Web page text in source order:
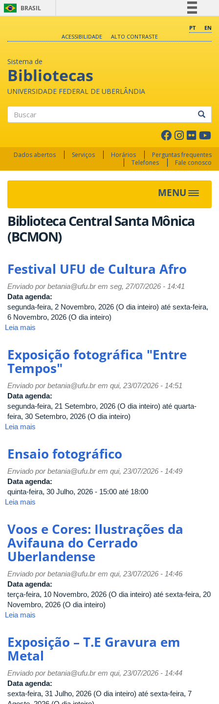
BRASIL
Comunica BR
PT
EN
ACESSIBILIDADE
ALTO CONTRASTE
Sistema de
Bibliotecas
UNIVERSIDADE FEDERAL DE UBERLÂNDIA
Dados abertos Serviços Horários
Perguntas frequentes
Telefones
Fale conosco
MENU Toggle
Biblioteca Central Santa Mônica
(BCMON)
Festival UFU de Cultura Afro
Enviado porbetania@ufu.brem seg, 27/07/2026 - 14:41
Data agenda:
segunda-feira, 2 Novembro, 2026 (O dia inteiro) até sexta-feira,
6 Novembro, 2026 (O dia inteiro)
Leia mais
UFU
de
Cultura
Afro
Exposição fotográfica "Entre
Tempos"
Enviado porbetania@ufu.brem qui, 23/07/2026 - 14:51
Data agenda:
segunda-feira, 21 Setembro, 2026 (O dia inteiro) até quarta-
feira, 30 Setembro, 2026 (O dia inteiro)
Leia mais
fotográfica
"Entre
Tempos"
Ensaio fotográfico
Enviado porbetania@ufu.brem qui, 23/07/2026 - 14:49
Data agenda:
quinta-feira, 30 Julho, 2026 - 15:00 até 18:00
Leia mais
Voos e Cores: Ilustrações da
Avifauna do Cerrado
Uberlandense
Enviado porbetania@ufu.brem qui, 23/07/2026 - 14:46
Data agenda:
terça-feira, 10 Novembro, 2026 (O dia inteiro) até sexta-feira, 20
Novembro, 2026 (O dia inteiro)
Leia mais
Cores:
Ilustrações
Avifauna
do
Cerrado
Exposição – T.E Gravura em
Metal
Enviado porbetania@ufu.brem qui, 23/07/2026 - 14:44
Data agenda:
sexta-feira, 31 Julho, 2026 (O dia inteiro) até sexta-feira, 7